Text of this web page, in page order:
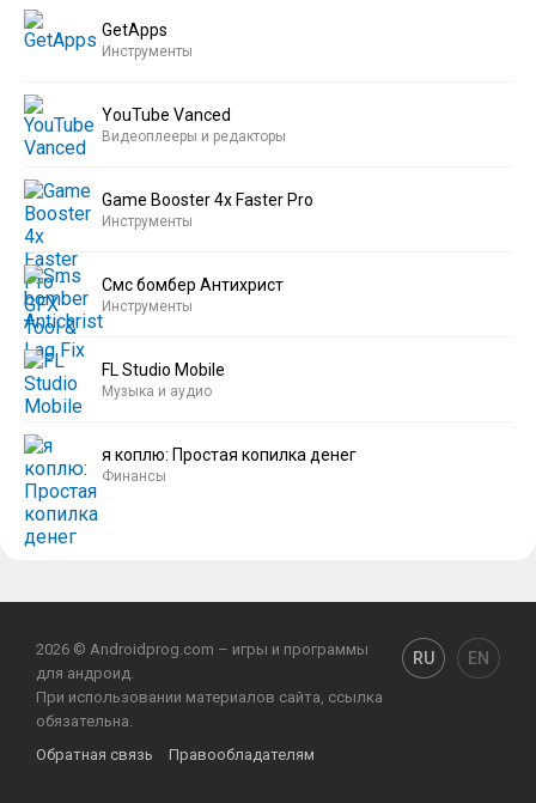
GetApps
Инструменты
YouTube Vanced
Видеоплееры и редакторы
Game Booster 4x Faster Pro
Инструменты
Смс бомбер Антихрист
Инструменты
FL Studio Mobile
Музыка и аудио
я коплю: Простая копилка денег
Финансы
2026 © Androidprog.com – игры и программы
для андроид.
При использовании материалов сайта, ссылка
обязательна.
Обратная связь
Правообладателям
RU EN